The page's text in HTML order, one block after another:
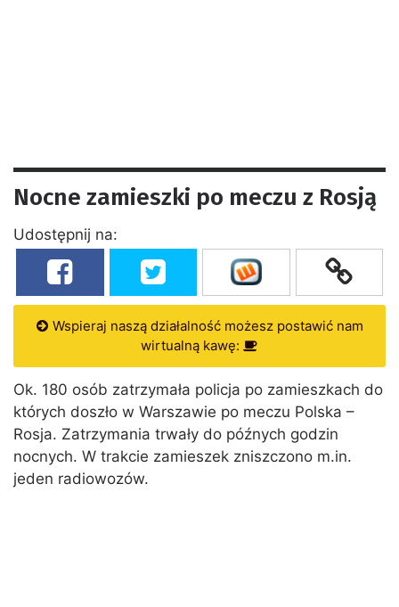
Nocne zamieszki po meczu z Rosją
Udostępnij na:
Wspieraj naszą działalność możesz postawić nam
wirtualną kawę:
Ok. 180 osób zatrzymała policja po zamieszkach do
których doszło w Warszawie po meczu Polska –
Rosja. Zatrzymania trwały do późnych godzin
nocnych. W trakcie zamieszek zniszczono m.in.
jeden radiowozów.